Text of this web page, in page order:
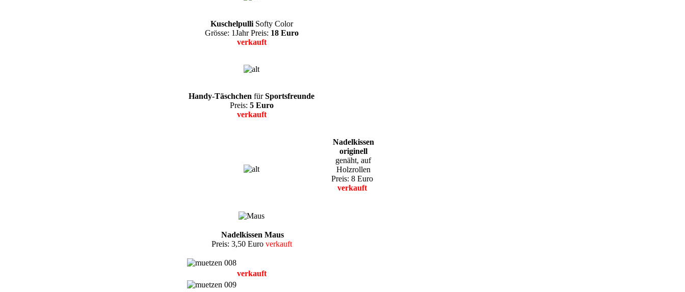
KuschelpulliSofty Color
Grösse: 1Jahr Preis: 18 Euro
verkauft
Handy-Täschchen fürSportsfreunde
Preis: 5 Euro
verkauft
Nadelkissen
originell
genäht, auf
Holzrollen
Preis: 8 Euro
verkauft
Nadelkissen Maus
Preis: 3,50 Euro verkauft
verkauft